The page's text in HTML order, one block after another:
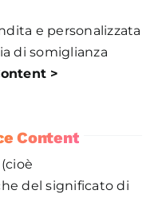
e personalizzata
di somiglianza
>
Content
(cioè
del significato di